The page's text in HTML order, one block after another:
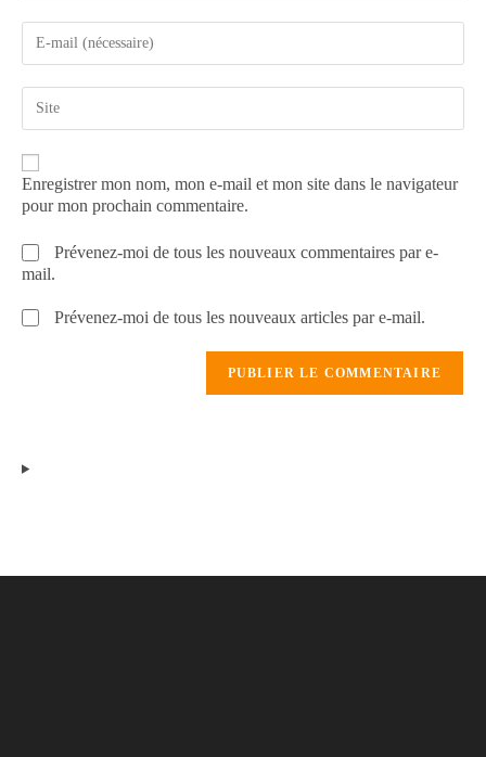
Enregistrer mon nom, mon e-mail et mon site dans le navigateur
pour mon prochain commentaire.
Prévenez-moi de tous les nouveaux commentaires par e-
mail.
Prévenez-moi de tous les nouveaux articles par e-mail.